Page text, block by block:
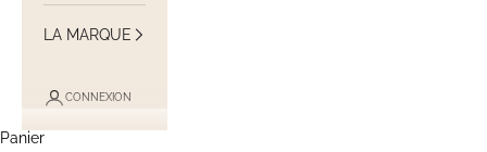
LA MARQUE
CONNEXION
Panier